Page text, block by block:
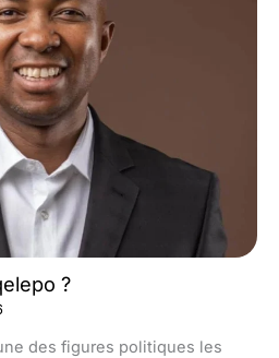
?
des figures politiques les